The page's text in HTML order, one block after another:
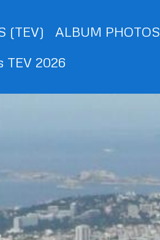
(TEV) ALBUM PHOTOS
TEV 2026